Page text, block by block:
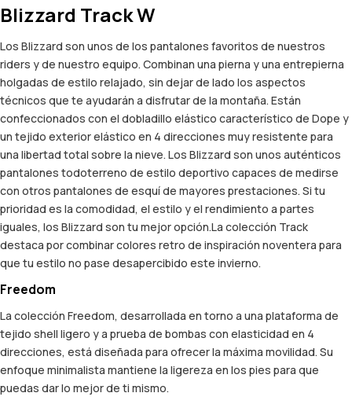
Blizzard Track W
Los Blizzard son unos de los pantalones favoritos de nuestros
riders y de nuestro equipo. Combinan una pierna y una entrepierna
holgadas de estilo relajado, sin dejar de lado los aspectos
técnicos que te ayudarán a disfrutar de la montaña. Están
confeccionados con el dobladillo elástico característico de Dope y
un tejido exterior elástico en 4 direcciones muy resistente para
una libertad total sobre la nieve. Los Blizzard son unos auténticos
pantalones todoterreno de estilo deportivo capaces de medirse
con otros pantalones de esquí de mayores prestaciones. Si tu
prioridad es la comodidad, el estilo y el rendimiento a partes
iguales, los Blizzard son tu mejor opción.La colección Track
destaca por combinar colores retro de inspiración noventera para
que tu estilo no pase desapercibido este invierno.
Freedom
La colección Freedom, desarrollada en torno a una plataforma de
tejido shell ligero y a prueba de bombas con elasticidad en 4
direcciones, está diseñada para ofrecer la máxima movilidad. Su
enfoque minimalista mantiene la ligereza en los pies para que
puedas dar lo mejor de ti mismo.